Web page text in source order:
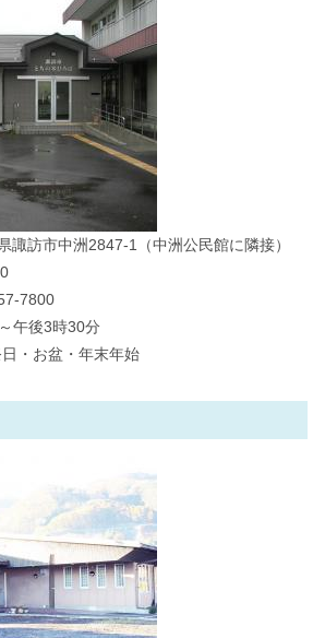
諏訪市中洲2847-1（中洲公民館に隣接）
7800
午後3時30分
・お盆・年末年始